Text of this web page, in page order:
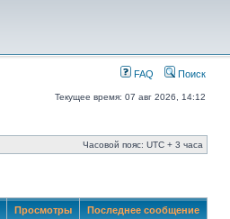
FAQ Поиск
Текущее время: 07 авг 2026, 14:12
Часовой пояс: UTC + 3 часа
Просмотры Последнее сообщение